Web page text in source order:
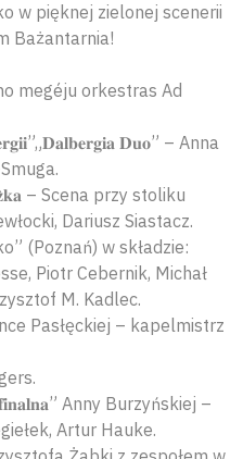
w pięknej zielonej scenerii
Bażantarnia!
megéju orkestras Ad
𝐃𝐮𝐨” – Anna
– Scena przy stoliku
Dariusz Siastacz.
(Poznań) w składzie:
Piotr Cebernik, Michał
M. Kadlec.
Pasłęckiej – kapelmistrz
𝐟𝐢𝐧𝐚𝐥𝐧𝐚” Anny Burzyńskiej –
Artur Hauke.